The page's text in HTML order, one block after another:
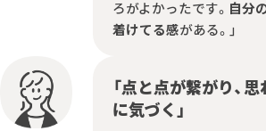
ろがよかったです。 自分
着けてる感がある。」
「点と点が繋がり、
に気づく」